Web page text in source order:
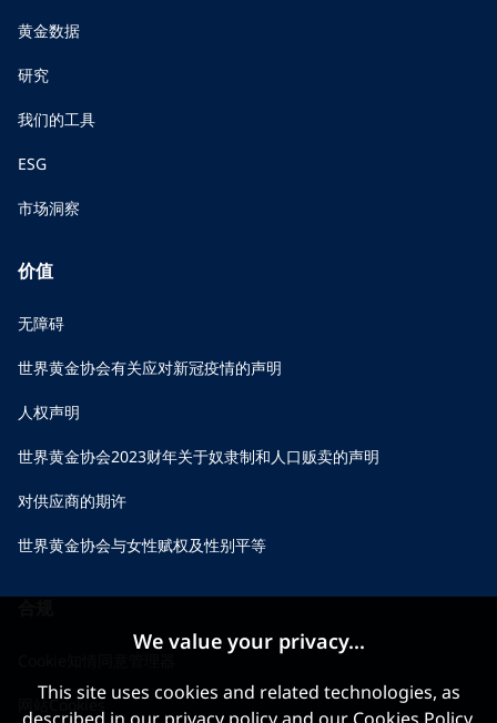
黄金数据
研究
我们的工具
ESG
市场洞察
价值
无障碍
世界黄金协会有关应对新冠疫情的声明
人权声明
世界黄金协会2023财年关于奴隶制和人口贩卖的声明
对供应商的期许
世界黄金协会与女性赋权及性别平等
网站Cookies
We value your privacy...
This site uses cookies and related technologies, as